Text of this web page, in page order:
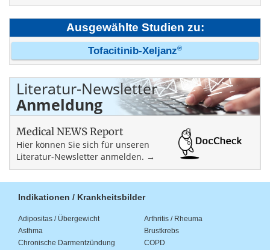
Ausgewählte Studien zu:
Tofacitinib-Xeljanz®
Literatur-Newsletter
Anmeldung
Medical NEWS Report
Hier können Sie sich für unseren
Literatur-Newsletter anmelden. →
Indikationen / Krankheitsbilder
Adipositas / Übergewicht
Arthritis / Rheuma
Asthma
Brustkrebs
Chronische Darmentzündung
COPD